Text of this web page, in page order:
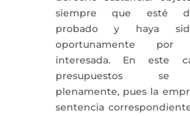
siempre que esté
probado y haya
oportunamente
interesada. En este
presupuestos se
plenamente, pues la
sentencia